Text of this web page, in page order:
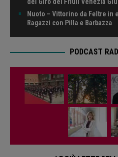
Nuoto – Vittorino da Feltre in
Ragazzi con Pilla e Barbazza
PODCAST